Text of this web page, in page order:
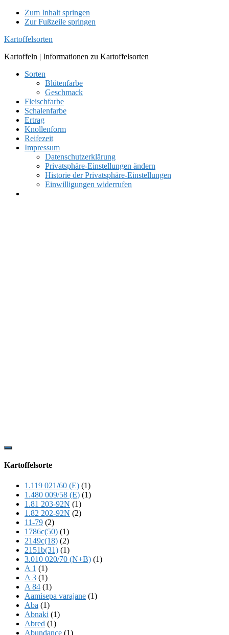
Zum Inhalt springen
Zur Fußzeile springen
Kartoffelsorten
Kartoffeln | Informationen zu Kartoffelsorten
Sorten
Blütenfarbe
Geschmack
Fleischfarbe
Schalenfarbe
Ertrag
Knollenform
Reifezeit
Impressum
Datenschutzerklärung
Privatsphäre-Einstellungen ändern
Historie der Privatsphäre-Einstellungen
Einwilligungen widerrufen
Show
Content
Kartoffelsorte
1.119 021/60 (E) (1)
1.480 009/58 (E) (1)
1.81 203-92N (1)
1.82 202-92N (2)
11-79 (2)
1786c(50) (1)
2149c(18) (2)
2151b(31) (1)
3.010 020/70 (N+B) (1)
A 1 (1)
A 3 (1)
A 84 (1)
Aamisepa varajane (1)
Aba (1)
Abnaki (1)
Abred (1)
Abundance (1)